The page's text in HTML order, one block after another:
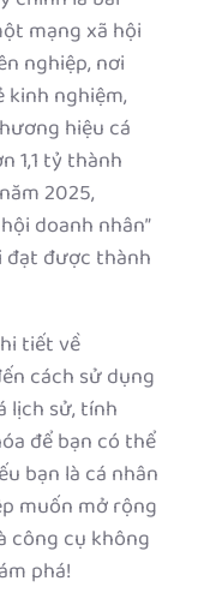
mạng xã hội
nghiệp, nơi
kinh nghiệm,
hiệu cá
1,1 tỷ thành
2025,
doanh nhân”
đạt được thành
tiết về
cách sử dụng
lịch sử, tính
để bạn có thể
bạn là cá nhân
muốn mở rộng
công cụ không
phá!